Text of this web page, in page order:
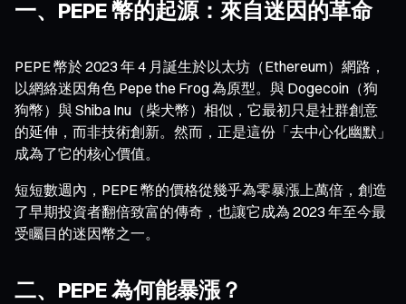
一、PEPE 幣的起源：來自迷因的革命
PEPE 幣於 2023 年 4 月誕生於以太坊（Ethereum）網路，
以網絡迷因角色 Pepe the Frog 為原型。與 Dogecoin（狗
狗幣）與 Shiba Inu（柴犬幣）相似，它最初只是社群創意
的延伸，而非技術創新。然而，正是這份「去中心化幽默」
成為了它的核心價值。
短短數週內，PEPE 幣的價格從幾乎為零暴漲上萬倍，創造
了早期投資者翻倍致富的傳奇，也讓它成為 2023 年至今最
受矚目的迷因幣之一。
二、PEPE 為何能暴漲？